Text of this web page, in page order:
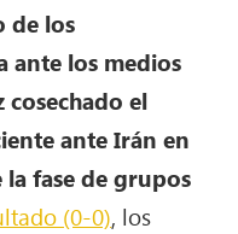
de los
ante los medios
el
ante Irán en
fase de grupos
(0-0), los